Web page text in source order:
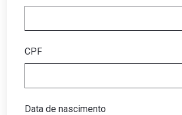
CPF
Data de nascimento